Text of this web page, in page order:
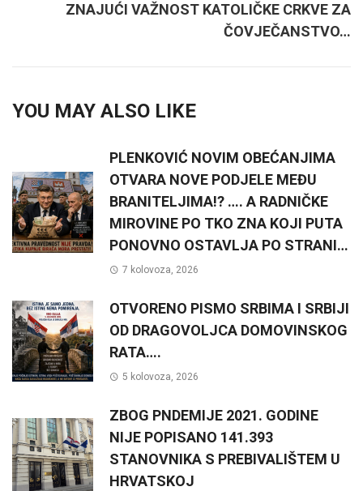
ZNAJUĆI VAŽNOST KATOLIČKE CRKVE ZA
ČOVJEČANSTVO…
YOU MAY ALSO LIKE
PLENKOVIĆ NOVIM OBEĆANJIMA
OTVARA NOVE PODJELE MEĐU
BRANITELJIMA!? …. A RADNIČKE
MIROVINE PO TKO ZNA KOJI PUTA
PONOVNO OSTAVLJA PO STRANI…
7 kolovoza, 2026
OTVORENO PISMO SRBIMA I SRBIJI
OD DRAGOVOLJCA DOMOVINSKOG
RATA….
5 kolovoza, 2026
ZBOG PNDEMIJE 2021. GODINE
NIJE POPISANO 141.393
STANOVNIKA S PREBIVALIŠTEM U
HRVATSKOJ